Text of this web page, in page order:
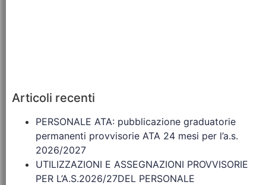
Articoli recenti
PERSONALE ATA: pubblicazione graduatorie
permanenti provvisorie ATA 24 mesi per l’a.s.
2026/2027
UTILIZZAZIONI E ASSEGNAZIONI PROVVISORIE
PER L’A.S.2026/27DEL PERSONALE